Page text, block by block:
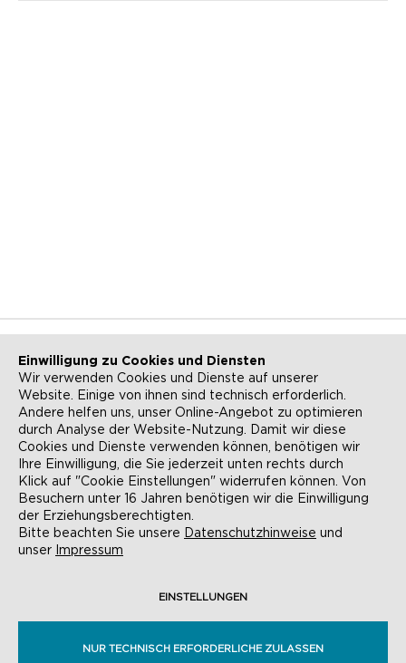
NEWSLETTER KONTAKT
ANFAHRT BARRIEREFREIHEIT
SUCHE AGB
DATENSCHUTZ
COOKIE-EINSTELLUNGEN
Einwilligung zu Cookies und Diensten
Wir verwenden Cookies und Dienste auf unserer
Website. Einige von ihnen sind technisch erforderlich.
Andere helfen uns, unser Online-Angebot zu optimieren
durch Analyse der Website-Nutzung. Damit wir diese
Cookies und Dienste verwenden können, benötigen wir
Ihre Einwilligung, die Sie jederzeit unten rechts durch
Klick auf "Cookie Einstellungen" widerrufen können. Von
Besuchern unter 16 Jahren benötigen wir die Einwilligung
der Erziehungsberechtigten.
Bitte beachten Sie unsere Datenschutzhinweise und
unser Impressum
EINSTELLUNGEN
NUR TECHNISCH ERFORDERLICHE ZULASSEN